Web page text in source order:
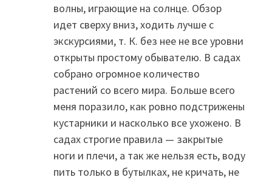
волны, играющие на солнце. Обзор
идет сверху вниз, ходить лучше с
экскурсиями, т. К. без нее не все уровни
открыты простому обывателю. В садах
собрано огромное количество
растений со всего мира. Больше всего
меня поразило, как ровно подстрижены
кустарники и насколько все ухожено. В
садах строгие правила — закрытые
ноги и плечи, а так же нельзя есть, воду
пить только в бутылках, не кричать, не